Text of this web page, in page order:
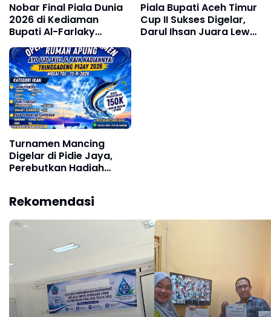
Nobar Final Piala Dunia
2026 di Kediaman
Bupati Al-Farlaky
Berlangsung Meriah
Piala Bupati Aceh Timur
Cup II Sukses Digelar,
Darul Ihsan Juara Lewat
Turnamen Mancing
Digelar di Pidie Jaya,
Perebutkan Hadiah
Rekomendasi